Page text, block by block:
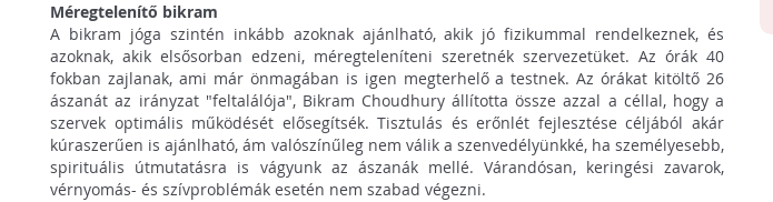
Méregtelenítő bikram
A bikram jóga szintén inkább azoknak ajánlható, akik jó fizikummal rendelkeznek, és
azoknak, akik elsősorban edzeni, méregteleníteni szeretnék szervezetüket. Az órák 40
fokban zajlanak, ami már önmagában is igen megterhelő a testnek. Az órákat kitöltő 26
ászanát az irányzat "feltalálója", Bikram Choudhury állította össze azzal a céllal, hogy a
szervek optimális működését elősegítsék. Tisztulás és erőnlét fejlesztése céljából akár
kúraszerűen is ajánlható, ám valószínűleg nem válik a szenvedélyünkké, ha személyesebb,
spirituális útmutatásra is vágyunk az ászanák mellé. Várandósan, keringési zavarok,
vérnyomás- és szívproblémák esetén nem szabad végezni.